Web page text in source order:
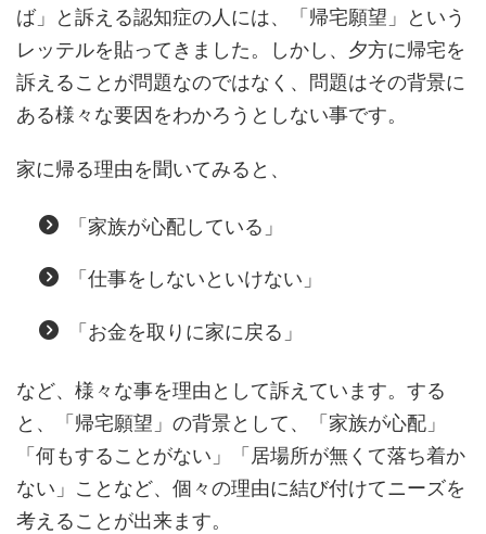
ば」と訴える認知症の人には、「帰宅願望」という
レッテルを貼ってきました。しかし、夕方に帰宅を
訴えることが問題なのではなく、問題はその背景に
ある様々な要因をわかろうとしない事です。
家に帰る理由を聞いてみると、
「家族が心配している」
「仕事をしないといけない」
「お金を取りに家に戻る」
など、様々な事を理由として訴えています。する
と、「帰宅願望」の背景として、「家族が心配」
「何もすることがない」「居場所が無くて落ち着か
ない」ことなど、個々の理由に結び付けてニーズを
考えることが出来ます。